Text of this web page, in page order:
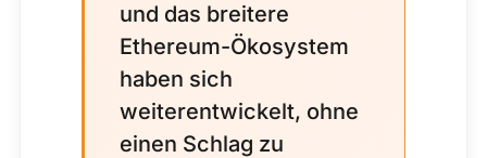
und das breitere
Ethereum-Ökosystem
haben sich
weiterentwickelt, ohne
einen Schlag zu